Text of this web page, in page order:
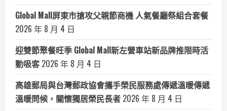
Global Mall屏東市搶攻父親節商機 人氣餐廳祭組合套餐
2026 年 8 月 4 日
迎雙節聚餐旺季 Global Mall新左營車站新品牌推限時活
動吸客 2026 年 8 月 4 日
高雄郵局與台灣郵政協會攜手榮民服務處傳遞溫暖傳遞
溫暖問候，關懷獨居榮民長者 2026 年 8 月 4 日